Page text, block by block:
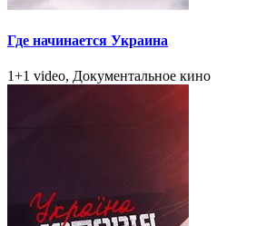
Где начинается Украина
1+1 video, Документальное кино